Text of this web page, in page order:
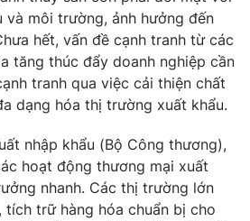
và môi trường, ảnh hưởng đến
hết, vấn đề cạnh tranh từ các
tăng thúc đẩy doanh nghiệp cần
tranh qua việc cải thiện chất
dạng hóa thị trường xuất khẩu.
nhập khẩu (Bộ Công thương),
hoạt động thương mại xuất
nhanh. Các thị trường lớn
tích trữ hàng hóa chuẩn bị cho